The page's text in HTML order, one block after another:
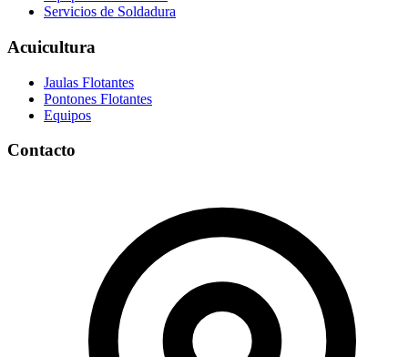
Servicios de Soldadura
Acuicultura
Jaulas Flotantes
Pontones Flotantes
Equipos
Contacto